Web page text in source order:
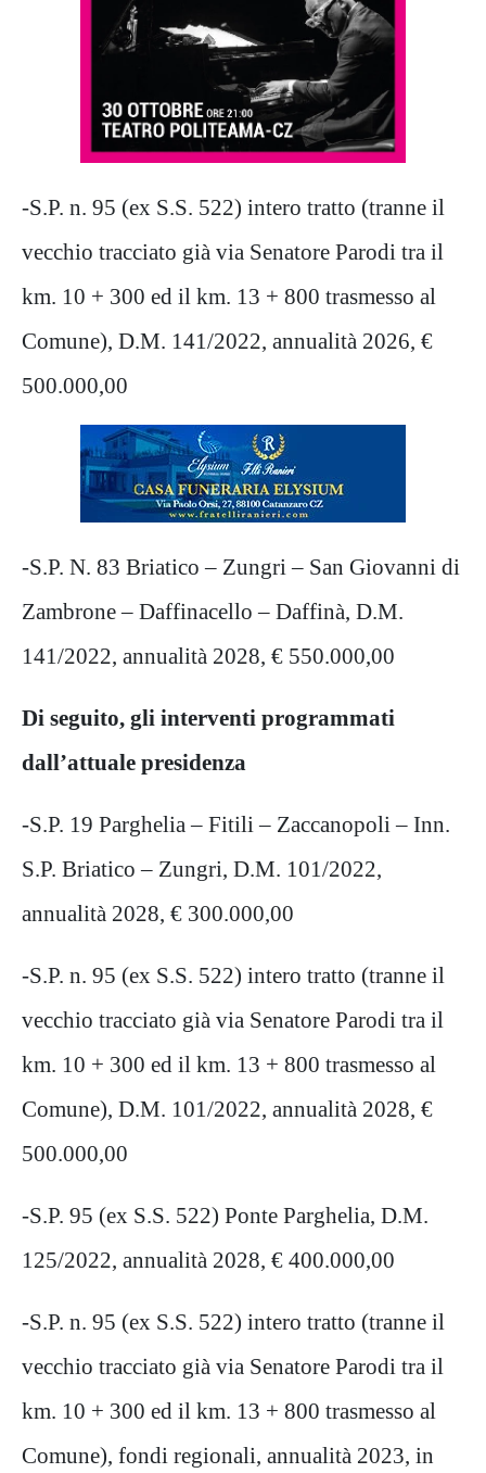
-S.P. n. 95 (ex S.S. 522) intero tratto (tranne il
vecchio tracciato già via Senatore Parodi tra il
km. 10 + 300 ed il km. 13 + 800 trasmesso al
Comune), D.M. 141/2022, annualità 2026, €
500.000,00
-S.P. N. 83 Briatico – Zungri – San Giovanni di
Zambrone – Daffinacello – Daffinà, D.M.
141/2022, annualità 2028, € 550.000,00
Di seguito, gli interventi programmati
dall’attuale presidenza
-S.P. 19 Parghelia – Fitili – Zaccanopoli – Inn.
S.P. Briatico – Zungri, D.M. 101/2022,
annualità 2028, € 300.000,00
-S.P. n. 95 (ex S.S. 522) intero tratto (tranne il
vecchio tracciato già via Senatore Parodi tra il
km. 10 + 300 ed il km. 13 + 800 trasmesso al
Comune), D.M. 101/2022, annualità 2028, €
500.000,00
-S.P. 95 (ex S.S. 522) Ponte Parghelia, D.M.
125/2022, annualità 2028, € 400.000,00
-S.P. n. 95 (ex S.S. 522) intero tratto (tranne il
vecchio tracciato già via Senatore Parodi tra il
km. 10 + 300 ed il km. 13 + 800 trasmesso al
Comune), fondi regionali, annualità 2023, in